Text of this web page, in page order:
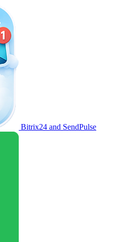
Bitrix24 and SendPulse